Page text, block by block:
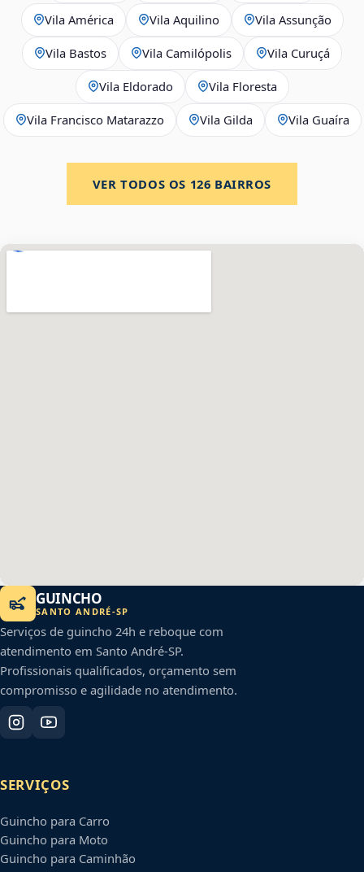
Vila América Vila Aquilino Vila Assunção
Vila Bastos Vila Camilópolis Vila Curuçá
Vila Eldorado Vila Floresta
Vila Francisco Matarazzo Vila Gilda Vila Guaíra
VER TODOS OS 126 BAIRROS
GUINCHO
SANTO ANDRÉ-SP
Serviços de guincho 24h e reboque com
atendimento em Santo André-SP.
Profissionais qualificados, orçamento sem
compromisso e agilidade no atendimento.
SERVIÇOS
Guincho para Carro
Guincho para Moto
Guincho para Caminhão